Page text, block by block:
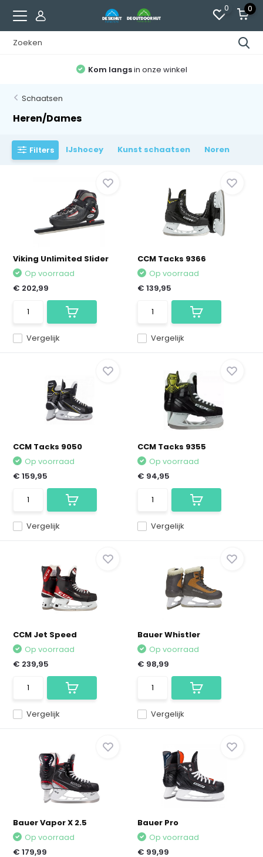
0 0
Kom langsin onze winkel
Schaatsen
Heren/Dames
Filters IJshocey Kunst schaatsen Noren
Viking Unlimited Slider
Vergelijk
Op voorraad
€ 202,99
CCM Tacks 9366
Vergelijk
Op voorraad
€ 139,95
CCM Tacks 9050
Vergelijk
Op voorraad
€ 159,95
CCM Tacks 9355
Vergelijk
Op voorraad
€ 94,95
CCM Jet Speed
Vergelijk
Op voorraad
€ 239,95
Bauer Whistler
Vergelijk
Op voorraad
€ 98,99
Bauer Vapor X 2.5
Op voorraad
€ 179,99
Bauer Pro
Op voorraad
€ 99,99